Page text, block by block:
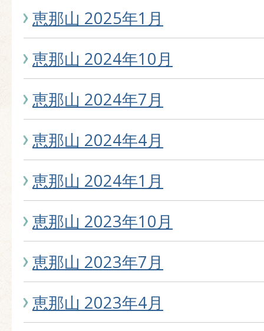
恵那山 2025年1月
恵那山 2024年10月
恵那山 2024年7月
恵那山 2024年4月
恵那山 2024年1月
恵那山 2023年10月
恵那山 2023年7月
恵那山 2023年4月